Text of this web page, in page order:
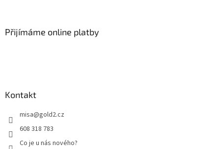
Přijímáme online platby
Kontakt
misa@gold2.cz
608 318 783
Co je u nás nového?